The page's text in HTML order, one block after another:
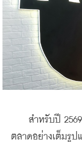
สำหรับปี 2569
ตลาดอย่างเต็มรู